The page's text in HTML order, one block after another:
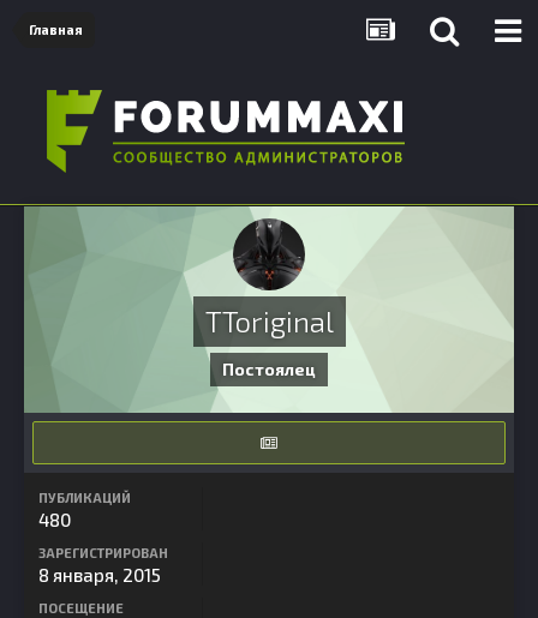
Главная
TToriginal
Постоялец
ПУБЛИКАЦИЙ
480
ЗАРЕГИСТРИРОВАН
8 января, 2015
ПОСЕЩЕНИЕ